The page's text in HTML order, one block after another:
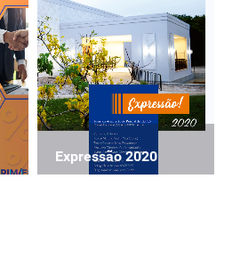
Expressão 2020